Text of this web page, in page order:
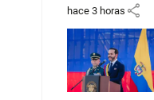
hace 3 horas share